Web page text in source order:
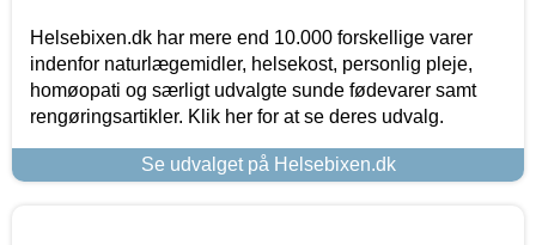
Helsebixen.dk har mere end 10.000 forskellige varer
indenfor naturlægemidler, helsekost, personlig pleje,
homøopati og særligt udvalgte sunde fødevarer samt
rengøringsartikler. Klik her for at se deres udvalg.
Se udvalget på Helsebixen.dk